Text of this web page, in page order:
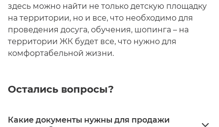
здесь можно найти не только детскую площадку
на территории, но и все, что необходимо для
проведения досуга, обучения, шопинга – на
территории ЖК будет все, что нужно для
комфортабельной жизни.
Остались вопросы?
Какие документы нужны для продажи